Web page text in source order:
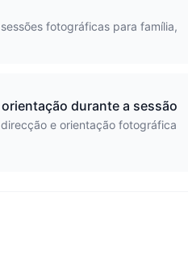
fotográficas para família,
durante a sessão
e orientação fotográfica